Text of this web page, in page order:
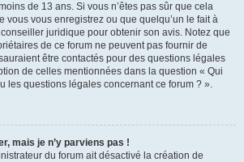
de 13 ans. Si vous n’êtes pas sûr que cela
vous vous enregistrez ou que quelqu’un le fait à
juridique pour obtenir son avis. Notez que
de ce forum ne peuvent pas fournir de
être contactés pour des questions légales
de celles mentionnées dans la question « Qui
les questions légales concernant ce forum ? ».
mais je n’y parviens pas !
du forum ait désactivé la création de